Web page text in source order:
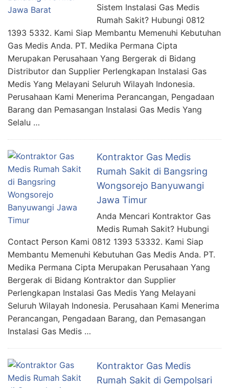
Sistem Instalasi Gas Medis
Rumah Sakit? Hubungi 0812
1393 5332. Kami Siap Membantu Memenuhi Kebutuhan
Gas Medis Anda. PT. Medika Permana Cipta
Merupakan Perusahaan Yang Bergerak di Bidang
Distributor dan Supplier Perlengkapan Instalasi Gas
Medis Yang Melayani Seluruh Wilayah Indonesia.
Perusahaan Kami Menerima Perancangan, Pengadaan
Barang dan Pemasangan Instalasi Gas Medis Yang
Selalu …
Kontraktor Gas Medis
Rumah Sakit di Bangsring
Wongsorejo Banyuwangi
Jawa Timur
Anda Mencari Kontraktor Gas
Medis Rumah Sakit? Hubungi
Contact Person Kami 0812 1393 53332. Kami Siap
Membantu Memenuhi Kebutuhan Gas Medis Anda. PT.
Medika Permana Cipta Merupakan Perusahaan Yang
Bergerak di Bidang Kontraktor dan Supplier
Perlengkapan Instalasi Gas Medis Yang Melayani
Seluruh Wilayah Indonesia. Perusahaan Kami Menerima
Perancangan, Pengadaan Barang, dan Pemasangan
Instalasi Gas Medis …
Kontraktor Gas Medis
Rumah Sakit di Gempolsari